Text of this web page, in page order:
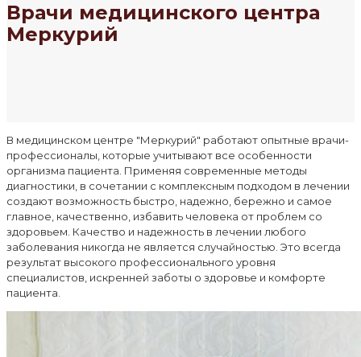
Врачи медицинского центра
Меркурий
В медицинском центре "Меркурий" работают опытные врачи-
профессионалы, которые учитывают все особенности
организма пациента. Применяя современные методы
диагностики, в сочетании с комплексным подходом в лечении
создают возможность быстро, надежно, бережно и самое
главное, качественно, избавить человека от проблем со
здоровьем. Качество и надежность в лечении любого
заболевания никогда не является случайностью. Это всегда
результат высокого профессионального уровня
специалистов, искренней заботы о здоровье и комфорте
пациента.